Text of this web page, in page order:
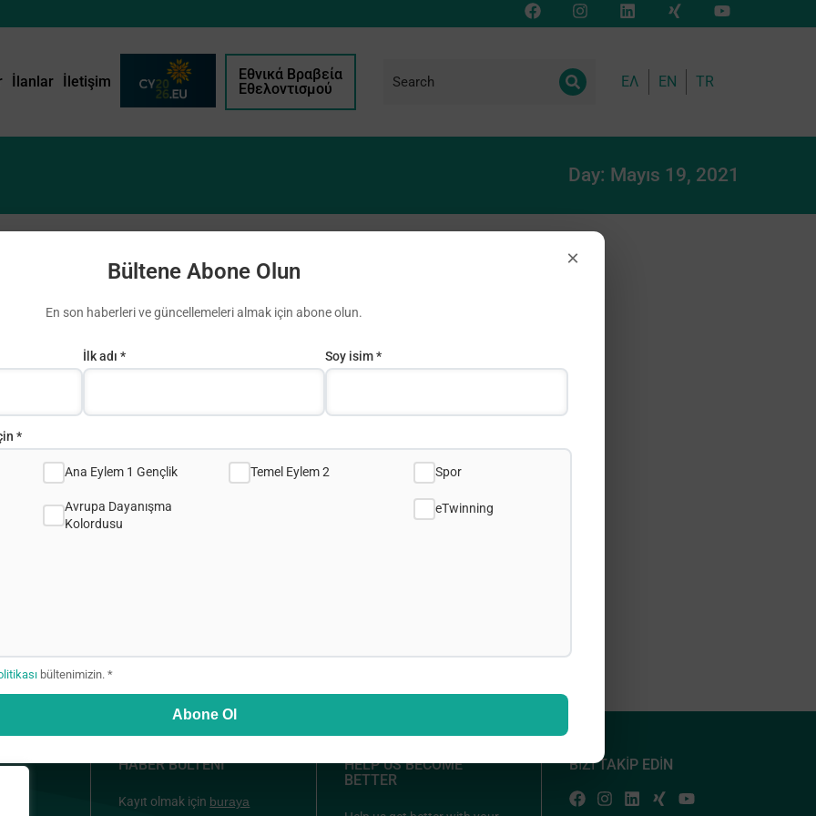
İlanlar İletişim
Εθνικά Βραβεία
Εθελοντισμού
ΕΛ EN TR
Day: Mayıs 19, 2021
HABER BÜLTENİ
Kayıt olmak için buraya
HELP US BECOME
BETTER
BİZİ TAKİP EDİN
×
Bültene Abone Olun
En son haberleri ve güncellemeleri almak için abone olun.
İlk adı * Soy isim *
*
Ana Eylem 1 Gençlik
Avrupa Dayanışma
Kolordusu
Temel Eylem 2 Spor
eTwinning
bültenimizin. *
Abone Ol